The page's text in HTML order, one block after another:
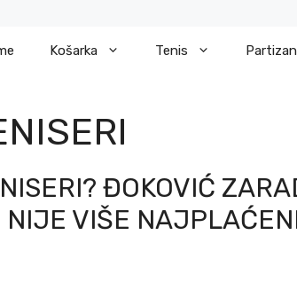
Košarka Tenis Partizan
ĐOKOVIĆ
NIJE VIŠE